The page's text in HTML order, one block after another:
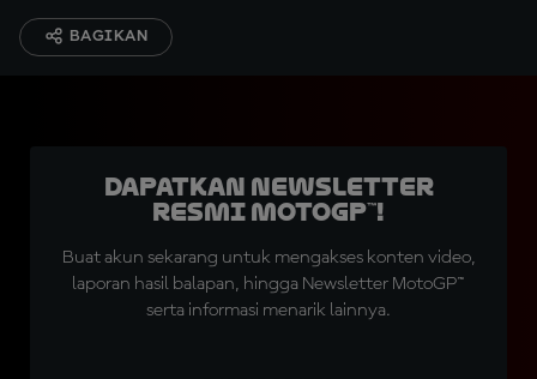
BAGIKAN
Dapatkan Newsletter
Resmi MotoGP™!
Buat akun sekarang untuk mengakses konten video,
laporan hasil balapan, hingga Newsletter MotoGP™
serta informasi menarik lainnya.